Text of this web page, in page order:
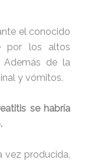
el conocido
por los altos
Además de la
y vómitos.
se habría
vez producida,